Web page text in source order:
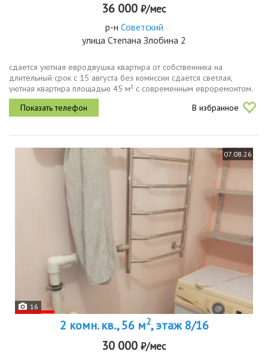
36 000 ₽/мес
р-н Советский
улица Степана Злобина 2
сдается уютная евродвушка квартира от собственника на
длительный срок с 15 августа без комиссии сдается светлая,
уютная квартира площадью 45 м² с современным евроремонтом.
удобная планировка отдельная спальня, просторная кухня
совмещенная с...
В избранное
07.08.26
16
2 комн. кв., 56 м2, этаж 8/16
30 000 ₽/мес